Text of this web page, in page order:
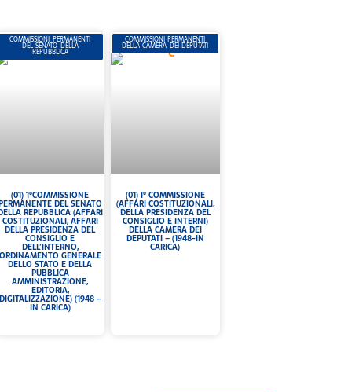
COMMISSIONI PERMANENTI
DEL SENATO DELLA
REPUBBLICA
(01) 1°COMMISSIONE
DEL SENATO
REPUBBLICA (AFFARI
COSTITUZIONALI, AFFARI
DELLA PRESIDENZA DEL
CONSIGLIO E
DELL’INTERNO,
GENERALE
DELLO STATO E DELLA
PUBBLICA
AMMINISTRAZIONE,
EDITORIA,
(1948 –
IN CARICA)
COMMISSIONI PERMANENTI
DELLA CAMERA DEI DEPUTATI
(01) I° COMMISSIONE
(AFFARI COSTITUZIONALI,
DELLA PRESIDENZA DEL
CONSIGLIO E INTERNI)
DELLA CAMERA DEI
DEPUTATI – (1948-IN
CARICA)